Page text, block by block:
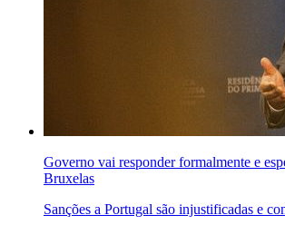
Governo vai responder formalmente e
Bruxelas
Sanções a Portugal são injustificadas e